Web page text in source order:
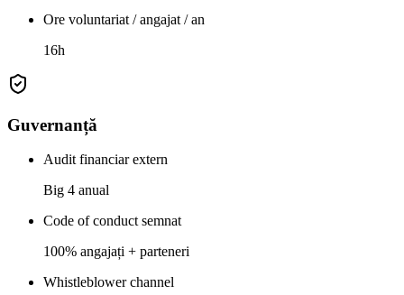
Ore voluntariat / angajat / an
16h
Guvernanță
Audit financiar extern
Big 4 anual
Code of conduct semnat
100% angajați + parteneri
Whistleblower channel